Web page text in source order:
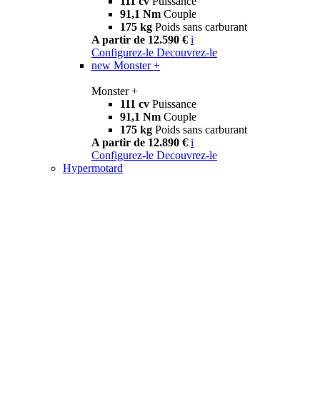
91,1 Nm Couple
175 kg Poids sans carburant
A partir de 12.590 € i
Configurez-le Decouvrez-le
new Monster +
Monster +
111 cv Puissance
91,1 Nm Couple
175 kg Poids sans carburant
A partir de 12.890 € i
Configurez-le Decouvrez-le
Hypermotard